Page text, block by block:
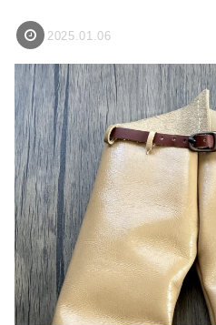
2025.01.06